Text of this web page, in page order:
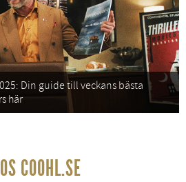
Din guide till veckans bästa
här
COOHL.SE